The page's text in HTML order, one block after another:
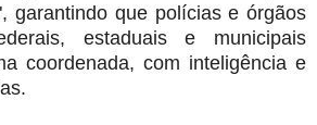
garantindo que polícias e órgãos
estaduais e municipais
coordenada, com inteligência e